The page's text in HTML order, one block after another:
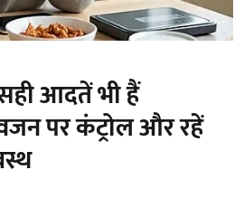
आदतें भी हैं
पर कंट्रोल और रहें